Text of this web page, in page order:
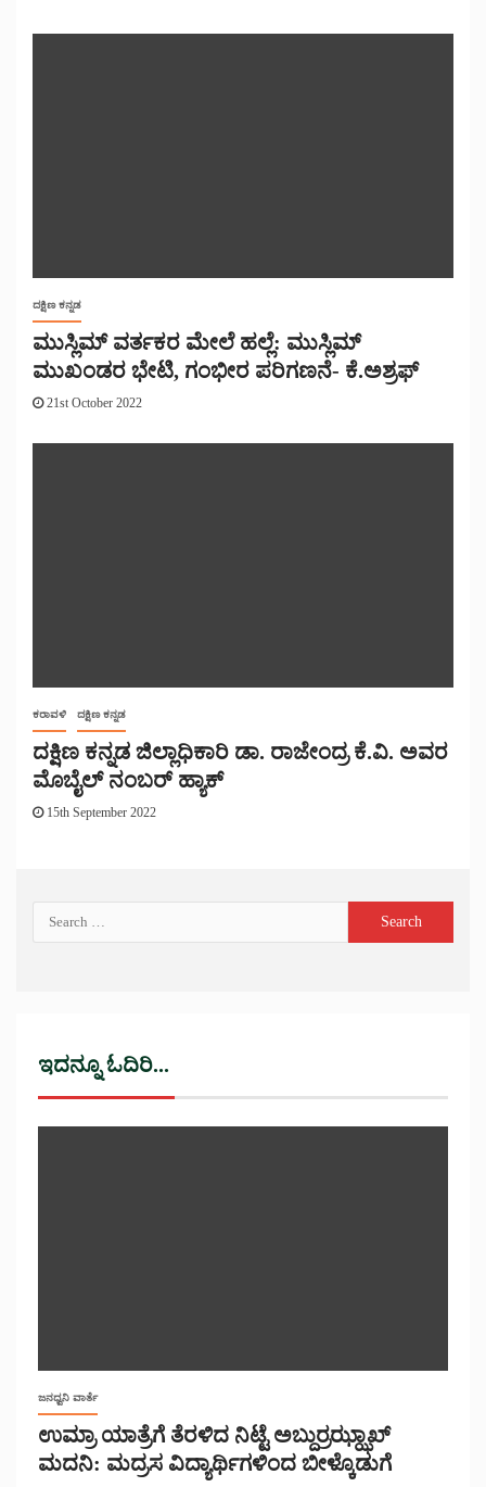
ದಕ್ಷಿಣ ಕನ್ನಡ
ಮುಸ್ಲಿಮ್ ವರ್ತಕರ ಮೇಲೆ ಹಲ್ಲೆ: ಮುಸ್ಲಿಮ್
ಮುಖಂಡರ ಭೇಟಿ, ಗಂಭೀರ ಪರಿಗಣನೆ- ಕೆ.ಅಶ್ರಫ್
21st October 2022
ಕರಾವಳಿ ದಕ್ಷಿಣ ಕನ್ನಡ
ದಕ್ಷಿಣ ಕನ್ನಡ ಜಿಲ್ಲಾಧಿಕಾರಿ ಡಾ. ರಾಜೇಂದ್ರ ಕೆ‌.ವಿ. ಅವರ
ಮೊಬೈಲ್ ನಂಬರ್ ಹ್ಯಾಕ್
15th September 2022
ಇದನ್ನೂ ಓದಿರಿ...
ಜನಧ್ವನಿ ವಾರ್ತೆ
ಉಮ್ರಾ ಯಾತ್ರೆಗೆ ತೆರಳಿದ ನಿಟ್ಟೆ ಅಬ್ದುರ್ರಝ್ಝಾಖ್
ಮದನಿ: ಮದ್ರಸ ವಿದ್ಯಾರ್ಥಿಗಳಿಂದ ಬೀಳ್ಕೊಡುಗೆ